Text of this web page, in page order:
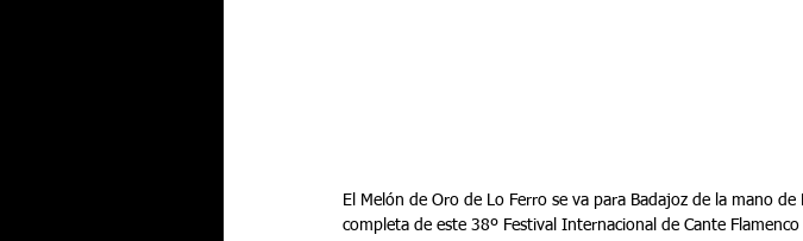
El Melón de Oro de Lo Ferro se va para Badajoz de la mano
completa de este 38º Festival Internacional de Cante